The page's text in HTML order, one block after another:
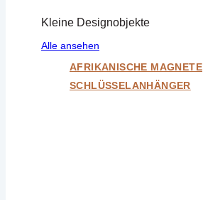
Kleine Designobjekte
Alle ansehen
AFRIKANISCHE MAGNETE
SCHLÜSSELANHÄNGER